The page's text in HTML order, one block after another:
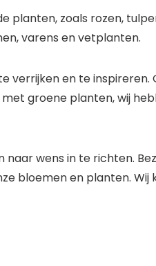
planten, zoals rozen,
varens en vetplanten.
verrijken en te inspireren.
groene planten, wij
wens in te richten.
bloemen en planten. Wij